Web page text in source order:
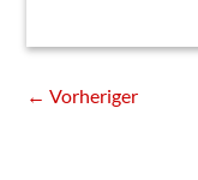
←Vorheriger